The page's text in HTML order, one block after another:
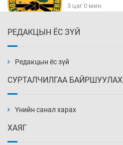
3 цаг 0 мин
3 цаг 15 мин
3 цаг 45 мин
РЕДАКЦЫН ЁС ЗҮЙ
Редакцын ёс зүй
СУРТАЛЧИЛГАА БАЙРШУУЛАХ
Үнийн санал харах
ХАЯГ